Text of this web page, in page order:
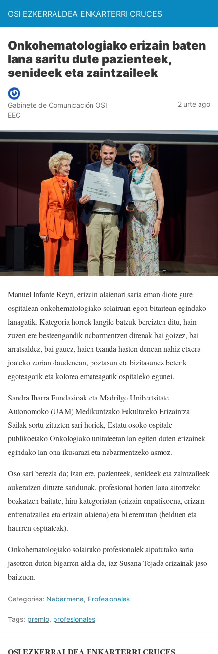
OSI EZKERRALDEA ENKARTERRI CRUCES
Onkohematologiako erizain baten
lana saritu dute pazienteek,
senideek eta zaintzaileek
Gabinete de Comunicación OSI
EEC
2 urte ago
Manuel Infante Reyri, erizain alaienari saria eman diote gure
ospitalean onkohematologiako solairuan egon bitartean egindako
lanagatik. Kategoria horrek langile batzuk bereizten ditu, hain
zuzen ere besteengandik nabarmentzen direnak bai goizez, bai
arratsaldez, bai gauez, haien txanda hasten denean nahiz etxera
joateko zorian daudenean, poztasun eta bizitasunez beterik
egoteagatik eta kolorea emateagatik ospitaleko egunei.
Sandra Ibarra Fundazioak eta Madrilgo Unibertsitate
Autonomoko (UAM) Medikuntzako Fakultateko Erizaintza
Sailak sortu zituzten sari horiek, Estatu osoko ospitale
publikoetako Onkologiako unitateetan lan egiten duten erizainek
egindako lan ona ikusarazi eta nabarmentzeko asmoz.
Oso sari berezia da; izan ere, pazienteek, senideek eta zaintzaileek
aukeratzen dituzte saridunak, profesional horien lana aitortzeko
bozkatzen baitute, hiru kategoriatan (erizain enpatikoena, erizain
entrenatzailea eta erizain alaiena) eta bi eremutan (helduen eta
haurren ospitaleak).
Onkohematologiako solairuko profesionalek aipatutako saria
jasotzen duten bigarren aldia da, iaz Susana Tejada erizainak jaso
baitzuen.
Categories: Nabarmena, Profesionalak
Tags: premio, profesionales
OSI EZKERRALDEA ENKARTERRI CRUCES